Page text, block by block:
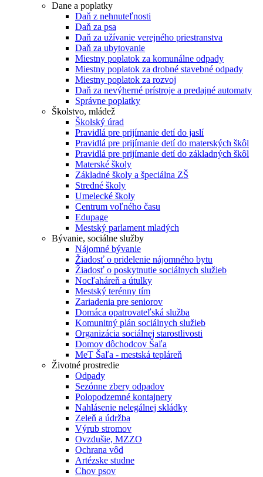
Dane a poplatky
Daň z nehnuteľnosti
Daň za psa
Daň za užívanie verejného priestranstva
Daň za ubytovanie
Miestny poplatok za komunálne odpady
Miestny poplatok za drobné stavebné odpady
Miestny poplatok za rozvoj
Daň za nevýherné prístroje a predajné automaty
Správne poplatky
Školstvo, mládež
Školský úrad
Pravidlá pre prijímanie detí do jaslí
Pravidlá pre prijímanie detí do materských škôl
Pravidlá pre prijímanie detí do základných škôl
Materské školy
Základné školy a špeciálna ZŠ
Stredné školy
Umelecké školy
Centrum voľného času
Edupage
Mestský parlament mladých
Bývanie, sociálne služby
Nájomné bývanie
Žiadosť o pridelenie nájomného bytu
Žiadosť o poskytnutie sociálnych služieb
Nocľaháreň a útulky
Mestský terénny tím
Zariadenia pre seniorov
Domáca opatrovateľská služba
Komunitný plán sociálnych služieb
Organizácia sociálnej starostlivosti
Domov dôchodcov Šaľa
MeT Šaľa - mestská tepláreň
Životné prostredie
Odpady
Sezónne zbery odpadov
Polopodzemné kontajnery
Nahlásenie nelegálnej skládky
Zeleň a údržba
Výrub stromov
Ovzdušie, MZZO
Ochrana vôd
Artézske studne
Chov psov